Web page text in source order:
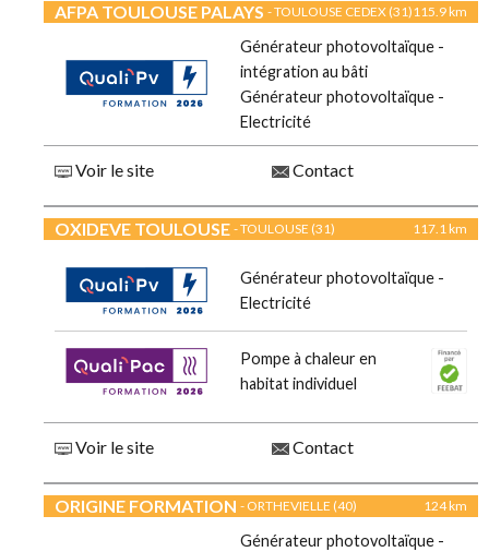
AFPA TOULOUSE PALAYS - TOULOUSE CEDEX (31)115.9 km
Générateur photovoltaïque -
intégration au bâti
Générateur photovoltaïque -
Electricité
Voir le site Contact
OXIDEVE TOULOUSE - TOULOUSE (31) 117.1 km
Générateur photovoltaïque -
Electricité
Pompe à chaleur en
habitat individuel
Voir le site Contact
ORIGINE FORMATION - ORTHEVIELLE (40) 124 km
Générateur photovoltaïque -